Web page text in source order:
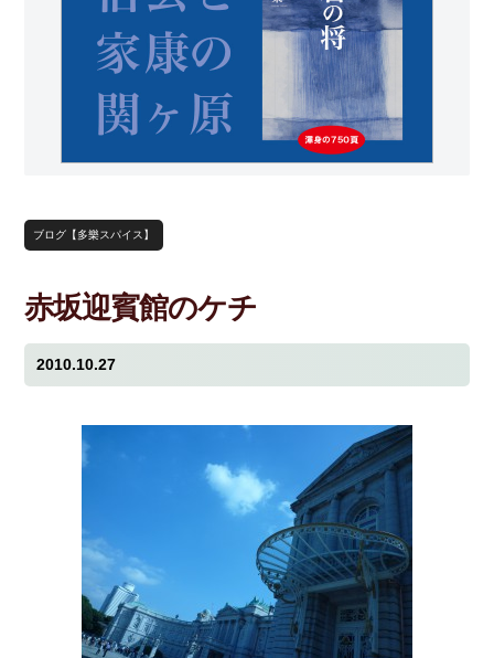
ブログ【多樂スパイス】
赤坂迎賓館のケチ
2010.10.27